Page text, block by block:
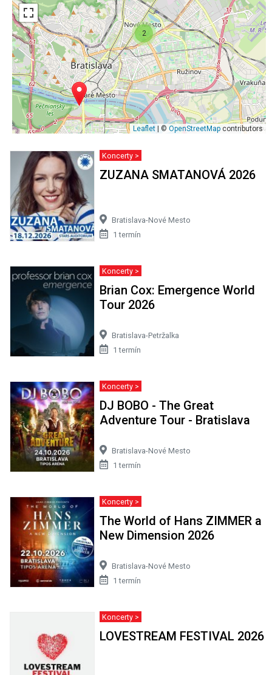
2
Leaflet | © OpenStreetMap contributors
Koncerty >
ZUZANA SMATANOVÁ 2026
Bratislava-Nové Mesto
1 termín
Koncerty >
Brian Cox: Emergence World
Tour 2026
Bratislava-Petržalka
1 termín
Koncerty >
DJ BOBO - The Great
Adventure Tour - Bratislava
Bratislava-Nové Mesto
1 termín
Koncerty >
The World of Hans ZIMMER a
New Dimension 2026
Bratislava-Nové Mesto
1 termín
Koncerty >
LOVESTREAM FESTIVAL 2026